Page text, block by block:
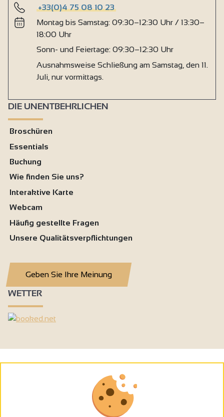
+33(0)4 75 08 10 23
Montag bis Samstag: 09:30–12:30 Uhr / 13:30–
18:00 Uhr
Sonn- und Feiertage: 09:30–12:30 Uhr
Ausnahmsweise Schließung am Samstag, den 11.
Juli, nur vormittags.
DIE UNENTBEHRLICHEN
Broschüren
Essentials
Buchung
Wie finden Sie uns?
Interaktive Karte
Webcam
Häufig gestellte Fragen
Unsere Qualitätsverpflichtungen
Geben Sie Ihre Meinung
WETTER